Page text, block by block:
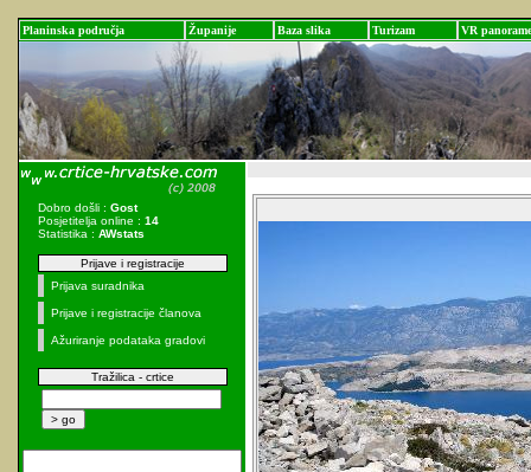
Planinska područja Županije Baza slika Turizam VR panorame
Dobro došli : Gost
Posjetitelja online : 14
Statistika : AWstats
Prijave i registracije
Prijava suradnika
Prijave i registracije članova
Ažuriranje podataka gradovi
Tražilica - crtice